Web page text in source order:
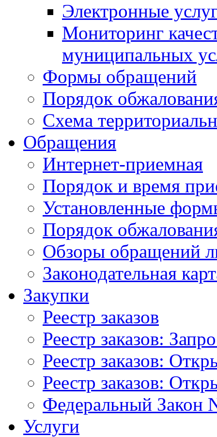
Электронные
Мониторинг
муниципальных
Формы обращений
Порядок
Схема
Обращения
Интернет-приемная
Порядок и время
Установленные
Порядок
Обзоры обращений
Законодательная
Закупки
Реестр заказов
Реестр заказов:
Реестр заказов:
Реестр заказов:
Федеральный Закон
Услуги